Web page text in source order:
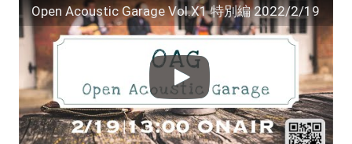
Open Acoustic Garage Vol.X1 特別編 2022/2/19